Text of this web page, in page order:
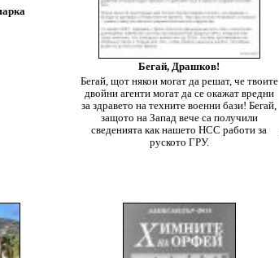
Бегай, Драшков!
Бегай, щот някои могат да решат, че твоите
двойни агенти могат да се окажат вредни
за здравето на техните военни бази! Бегай,
защото на Запад вече са получили
сведенията как нашето НСС работи за
руското ГРУ.